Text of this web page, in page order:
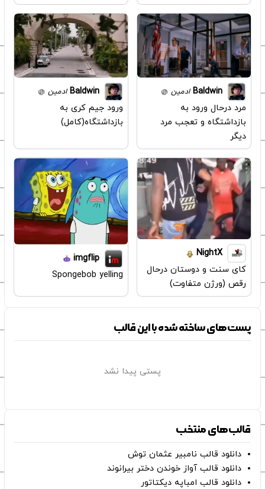
Baldwin ادمین
مرد درحال ورود به
بازداشتگاه و تعجب مرد
دیگر
Baldwin ادمین
ورود جیم کری به
بازداشتگاه(کامل)
NightX
کای سنت و دوستان درحال
رقص (ورژن متفاوت)
imgflip
Spongebob yelling
پست‌های ساخته شده با این قالب
پستی پیدا نشد
قالب‌های منتخب
دانلود قالب نامبیر عثمان ‌توش
دانلود قالب آواز خوندن دختر بیرانوند
دانلود قالب امباپه دیکتاتور